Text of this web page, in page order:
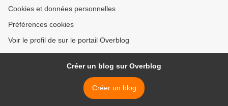
Cookies et données personnelles
Préférences cookies
Voir le profil de sur le portail Overblog
Créer un blog sur Overblog
Créer un blog